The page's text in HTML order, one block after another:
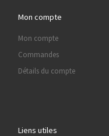
Mon compte
Mon compte
Commandes
Détails du compte
Liens utiles